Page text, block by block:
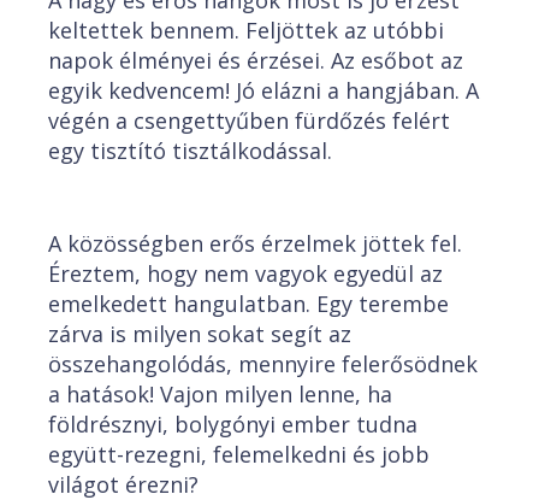
keltettek bennem. Feljöttek az utóbbi
napok élményei és érzései. Az esőbot az
egyik kedvencem! Jó elázni a hangjában. A
végén a csengettyűben fürdőzés felért
egy tisztító tisztálkodással.
A közösségben erős érzelmek jöttek fel.
Éreztem, hogy nem vagyok egyedül az
emelkedett hangulatban. Egy terembe
zárva is milyen sokat segít az
összehangolódás, mennyire felerősödnek
a hatások! Vajon milyen lenne, ha
földrésznyi, bolygónyi ember tudna
együtt-rezegni, felemelkedni és jobb
világot érezni?